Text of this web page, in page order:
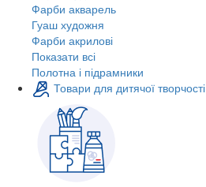
Фарби акварель
Гуаш художня
Фарби акрилові
Показати всі
Полотна і підрамники
Товари для дитячої творчості